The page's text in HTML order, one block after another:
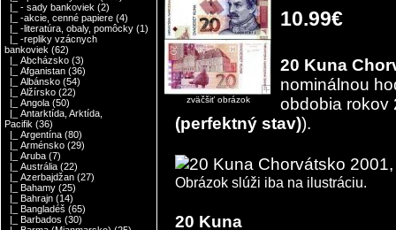
|_ - sady bankoviek (2)
|_ -akcie, cenné papiere (4)
|_ -literatúra, obaly, pomôcky (1)
|_ -repliky vzácnych
bankoviek (62)
|_ Abcházsko (3)
|_ Afganistan (36)
|_ Albánsko (54)
|_ Alžírsko (22)
|_ Angola (50)
|_ Antarktída, Arktída,
Pacifik (36)
|_ Argentína (80)
|_ Arménsko (29)
|_ Aruba (7)
|_ Austrália (22)
|_ Azerbajdžan (27)
|_ Bahamy (25)
|_ Bahrajn (14)
|_ Bangladéš (65)
|_ Barbados (30)
zväčšiť obrázok
10.99€
20 Kuna
nominálnou
obdobia rokov
(perfektný stav)).
Obrázok slúži iba na ilustráciu.
20 Kuna